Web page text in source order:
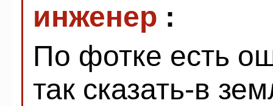
инженер :
По фотке есть
так сказать-в